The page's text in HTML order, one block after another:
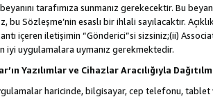
tarafımıza sunmanız gerekecektir. Bu
bu Sözleşme’nin esaslı bir ihlali sayılacaktır.
içeren iletişimin “Gönderici”si sizsiniz;(ii)
iyi uygulamalara uymanız gerekmektedir.
Yazılımlar ve Cihazlar Aracılığıyla
haricinde, bilgisayar, cep telefonu,